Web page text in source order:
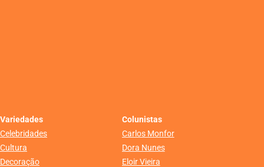
Variedades
Celebridades
Cultura
Decoração
Colunistas
Carlos Monfor
Dora Nunes
Eloir Vieira